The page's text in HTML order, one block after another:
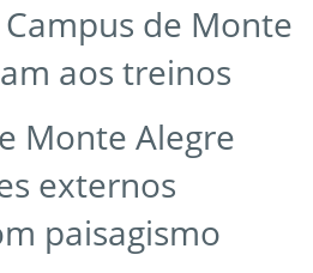
de Monte
aos treinos
Monte Alegre
externos
paisagismo